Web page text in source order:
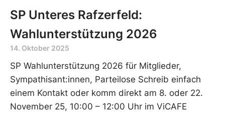
SP Unteres Rafzerfeld:
Wahlunterstützung 2026
14. Oktober 2025
SP Wahlunterstützung 2026 für Mitglieder,
Sympathisant:innen, Parteilose Schreib einfach
einem Kontakt oder komm direkt am 8. oder 22.
November 25, 10:00 – 12:00 Uhr im ViCAFE